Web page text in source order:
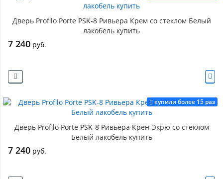
Дверь Profilo Porte PSK-8 Ривьера Крем со стеклом Белый
лакобель купить
7 240 руб.
купили более 15 раз
Дверь Profilo Porte PSK-8 Ривьера Крен-Экрю со стеклом
Белый лакобель купить
7 240 руб.